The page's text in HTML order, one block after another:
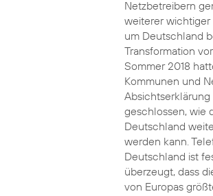
Netzbetreibern
weiterer wichtiger
um Deutschland
Transformation
Sommer 2018
Kommunen und
Absichtserklärung
geschlossen, wie
Deutschland
werden kann.
Deutschland ist
überzeugt, dass
von Europas